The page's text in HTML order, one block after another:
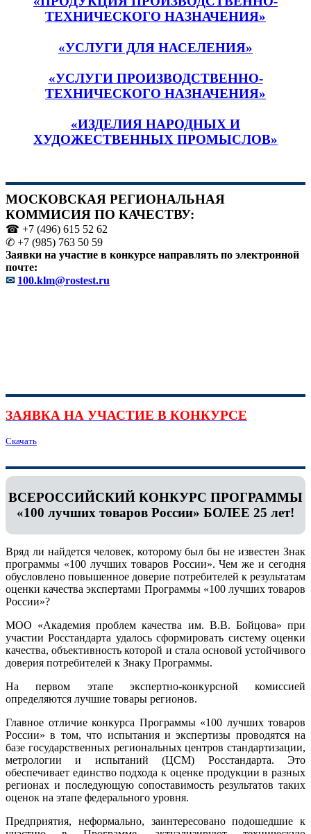
ТЕХНИЧЕСКОГО НАЗНАЧЕНИЯ»
«УСЛУГИ ДЛЯ НАСЕЛЕНИЯ»
«УСЛУГИ ПРОИЗВОДСТВЕННО-
ТЕХНИЧЕСКОГО НАЗНАЧЕНИЯ»
«ИЗДЕЛИЯ НАРОДНЫХ И
ХУДОЖЕСТВЕННЫХ ПРОМЫСЛОВ»
МОСКОВСКАЯ РЕГИОНАЛЬНАЯ
КОММИСИЯ ПО КАЧЕСТВУ:
☎ +7 (496) 615 52 62
✆ +7 (985) 763 50 59
Заявки на участие в конкурсе направлять по электронной
почте:
✉ 100.klm@rostest.ru
ЗАЯВКА НА УЧАСТИЕ В КОНКУРСЕ
Скачать
ВСЕРОССИЙСКИЙ КОНКУРС ПРОГРАММЫ
«100 лучших товаров России» БОЛЕЕ 25 лет!
Вряд ли найдется человек, которому был бы не известен Знак
программы «100 лучших товаров России». Чем же и сегодня
обусловлено повышенное доверие потребителей к результатам
оценки качества экспертами Программы «100 лучших товаров
России»?
МОО «Академия проблем качества им. В.В. Бойцова» при
участии Росстандарта удалось сформировать систему оценки
качества, объективность которой и стала основой устойчивого
доверия потребителей к Знаку Программы.
На первом этапе экспертно-конкурсной комиссией
определяются лучшие товары регионов.
Главное отличие конкурса Программы «100 лучших товаров
России» в том, что испытания и экспертизы проводятся на
базе государственных региональных центров стандартизации,
метрологии и испытаний (ЦCM) Росстандарта. Это
обеспечивает единство подхода к оценке продукции в разных
регионах и последующую сопоставимость результатов таких
оценок на этапе федерального уровня.
Предприятия, неформально, заинтересовано подошедшие к